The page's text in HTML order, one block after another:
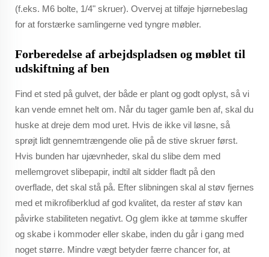
(f.eks. M6 bolte, 1/4" skruer). Overvej at tilføje hjørnebeslag
for at forstærke samlingerne ved tyngre møbler.
Forberedelse af arbejdspladsen og møblet til
udskiftning af ben
Find et sted på gulvet, der både er plant og godt oplyst, så vi
kan vende emnet helt om. Når du tager gamle ben af, skal du
huske at dreje dem mod uret. Hvis de ikke vil løsne, så
sprøjt lidt gennemtrængende olie på de stive skruer først.
Hvis bunden har ujævnheder, skal du slibe dem med
mellemgrovet slibepapir, indtil alt sidder fladt på den
overflade, det skal stå på. Efter slibningen skal al støv fjernes
med et mikrofiberklud af god kvalitet, da rester af støv kan
påvirke stabiliteten negativt. Og glem ikke at tømme skuffer
og skabe i kommoder eller skabe, inden du går i gang med
noget større. Mindre vægt betyder færre chancer for, at